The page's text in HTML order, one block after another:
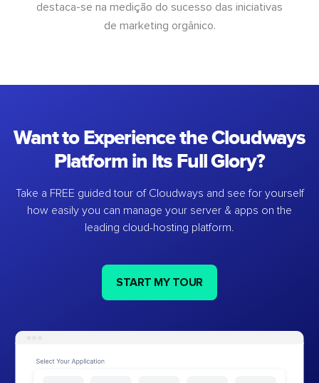
destaca-se na medição do sucesso das iniciativas
de marketing orgânico.
Want to Experience the Cloudways
Platform in Its Full Glory?
Take a FREE guided tour of Cloudways and see for yourself
how easily you can manage your server & apps on the
leading cloud-hosting platform.
START MY TOUR